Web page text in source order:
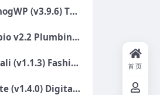
MinimogWP (v3.9.6) The High Converting eCommerce WordPress Theme
Plumbio v2.2 Plumbing Services WordPress Theme
Anarkali (v1.1.3) Fashion Shop Ecommerce Elementor Theme
Markite (v1.4.0) Digital Marketplace WordPress Theme
首页